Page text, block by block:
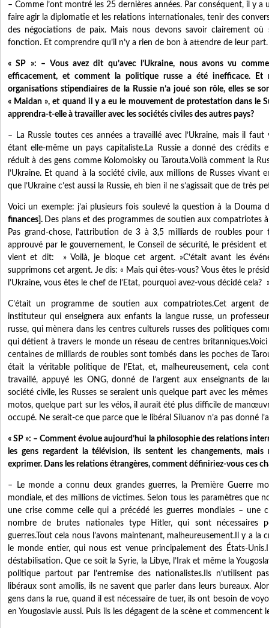
– Comme l’ont montré les 25 dernières années. Par conséquent, il y a
faire agir la diplomatie et les relations internationales, tenir des
des négociations de paix. Mais nous devons savoir clairement
fonction. Et comprendre qu’il n’y a rien de bon à attendre de leur part.
« SP »: – Vous avez dit qu’avec l’Ukraine, nous avons vu
efficacement, et comment la politique russe a été inefficace. Et
organisations stipendiaires de la Russie n’a joué son rôle, elles se
« Maidan », et quand il y a eu le mouvement de protestation dans le
apprendra-t-elle à travailler avec les sociétés civiles des autres pays?
– La Russie toutes ces années a travaillé avec l’Ukraine, mais il
étant elle-même un pays capitaliste.La Russie a donné des
réduit à des gens comme Kolomoisky ou Tarouta.Voilà comment la
l’Ukraine. Et quand à la société civile, aux millions de Russes vivant
que l’Ukraine c’est aussi la Russie, eh bien il ne s’agissait que de très
Voici un exemple: j’ai plusieurs fois soulevé la question à la Douma
finances]. Des plans et des programmes de soutien aux compatriotes
Pas grand-chose, l’attribution de 3 à 3,5 milliards de roubles pour
approuvé par le gouvernement, le Conseil de sécurité, le président et
vient et dit: » Voilà, je bloque cet argent. »C’était avant les
supprimons cet argent. Je dis: « Mais qui êtes-vous? Vous êtes le
l’Ukraine, vous êtes le chef de l’Etat, pourquoi avez-vous décidé cela?
C’était un programme de soutien aux compatriotes.Cet argent
instituteur qui enseignera aux enfants la langue russe, un
russe, qui mènera dans les centres culturels russes des politiques
qui détient à travers le monde un réseau de centres
centaines de milliards de roubles sont tombés dans les poches de
était la véritable politique de l’Etat, et, malheureusement, cela
travaillé, appuyé les ONG, donné de l’argent aux enseignants de
société civile, les Russes se seraient unis quelque part avec les
motos, quelque part sur les vélos, il aurait été plus difficile de
occupé. Ne serait-ce que parce que le libéral Siluanov n’a pas donné
« SP »: – Comment évolue aujourd’hui la philosophie des relations
les gens regardent la télévision, ils sentent les changements,
exprimer. Dans les relations étrangères, comment définiriez-vous ces
– Le monde a connu deux grandes guerres, la Première Guerre
mondiale, et des millions de victimes. Selon tous les paramètres que
une crise comme celle qui a précédé les guerres mondiales – une
nombre de brutes nationales type Hitler, qui sont nécessaires
guerres.Tout cela nous l’avons maintenant, malheureusement.Il y a la
le monde entier, qui nous est venue principalement des États-
déstabilisation. Que ce soit la Syrie, la Libye, l’Irak et même la
politique partout par l’entremise des nationalistes.Ils n’utilisent
libéraux sont amollis, ils ne savent que parler dans leurs bureaux.
gens dans la rue, quand il est nécessaire de tuer, ils ont besoin de
en Yougoslavie aussi. Puis ils les dégagent de la scène et commencent